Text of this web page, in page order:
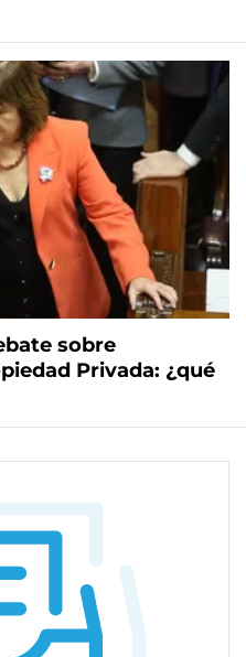
sobre
Privada: ¿qué